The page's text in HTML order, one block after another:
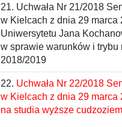
21. Uchwała Nr 21/2018
w Kielcach z dnia 29 marca
Uniwersytetu Jana
w sprawie warunków i
2018/2019
22. Uchwała Nr 22/2018
w Kielcach z dnia 29 marca
na studia wyższe